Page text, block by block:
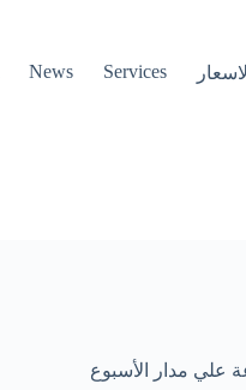
Services
News